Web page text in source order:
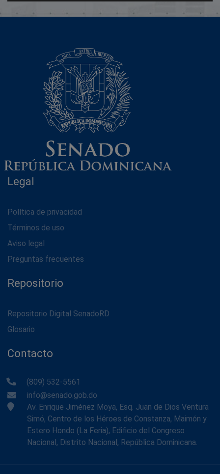
Legal
Política de privacidad
Términos de uso
Aviso legal
Preguntas frecuentes
Repositorio
Repositorio Digital SenadoRD
Glosario
Contacto
(809) 532-5561
info@senado.gob.do
Av. Enrique Jiménez Moya, Esq. Juan de Dios Ventura
Simó, Centro de los Héroes de Constanza, Maimón y
Estero Hondo (La Feria), Edificio del Congreso
Nacional, Distrito Nacional, República Dominicana.